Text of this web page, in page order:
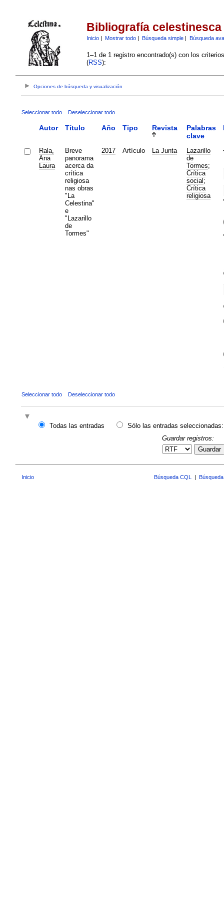
Bibliografía celestinesca
Inicio| Mostrar todo| Búsqueda simple| Búsqueda
1–1 de 1 registro encontrado(s) con los
(RSS):
Opciones de búsqueda y visualización
Seleccionar todo Deseleccionar todo
Autor Título Año Tipo Revista
Palabras
clave
Rala,
Ana
Laura
Breve
panorama
acerca da
crítica
religiosa
nas obras
"La
Celestina"
e
"Lazarillo
de
Tormes"
2017 Artículo La Junta
Lazarillo
de
Tormes;
Crítica
social ;
Crítica
religiosa
Seleccionar todo Deseleccionar todo
Todas las entradas
Sólo las entradas seleccionadas:
Guardar registros:
Guardar
Inicio Búsqueda CQL